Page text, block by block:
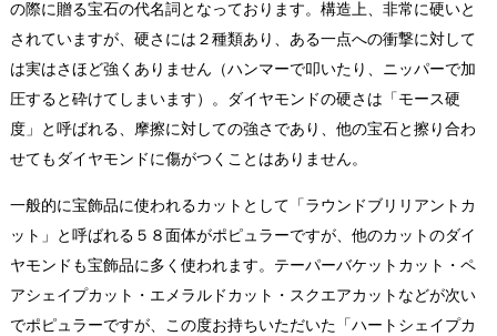
の際に贈る宝石の代名詞となっております。構造上、非常に硬いと
されていますが、硬さには２種類あり、ある一点への衝撃に対して
は実はさほど強くありません（ハンマーで叩いたり、ニッパーで加
圧すると砕けてしまいます）。ダイヤモンドの硬さは「モース硬
度」と呼ばれる、摩擦に対しての強さであり、他の宝石と擦り合わ
せてもダイヤモンドに傷がつくことはありません。
一般的に宝飾品に使われるカットとして「ラウンドブリリアントカ
ット」と呼ばれる５８面体がポピュラーですが、他のカットのダイ
ヤモンドも宝飾品に多く使われます。テーパーバケットカット・ペ
アシェイプカット・エメラルドカット・スクエアカットなどが次い
でポピュラーですが、この度お持ちいただいた「ハートシェイプカ